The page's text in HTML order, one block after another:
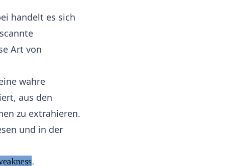
handelt es sich
Art von
wahre
aus den
zu extrahieren.
und in der